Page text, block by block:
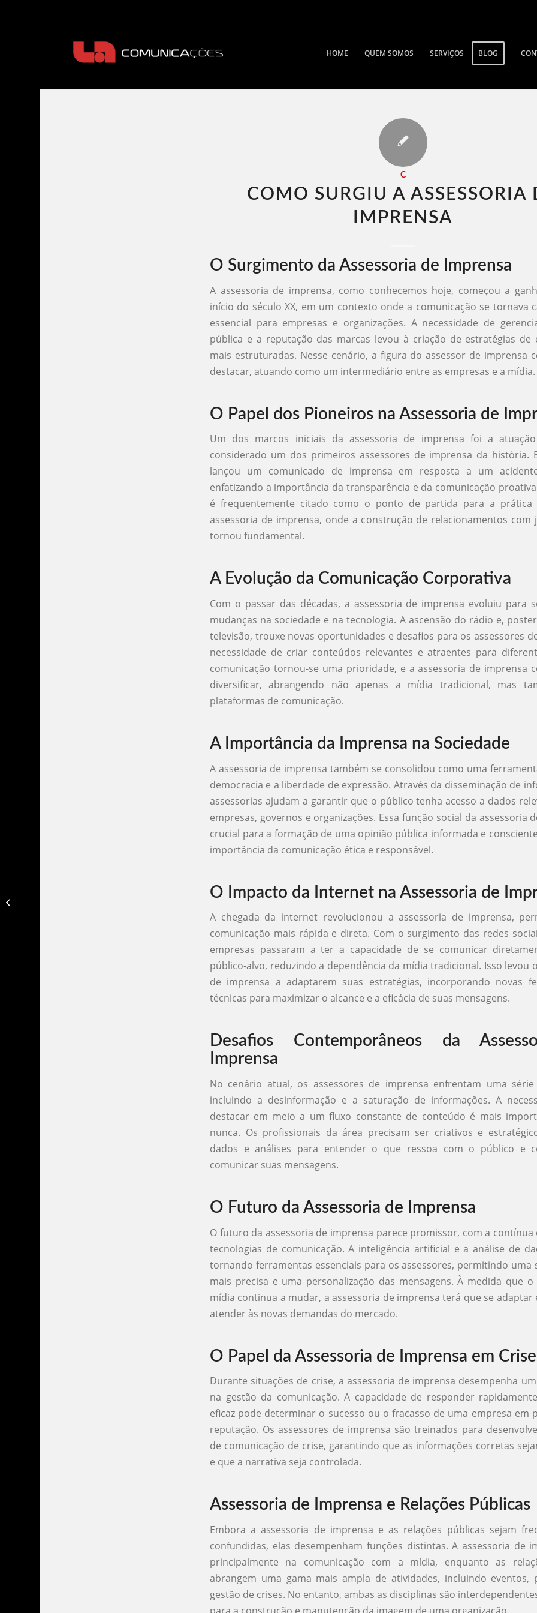
HOME QUEM SOMOS SERVIÇOS BLOG
C
COMO SURGIU A ASSESSORIA
IMPRENSA​
O Surgimento da Assessoria de Imprensa
A assessoria de imprensa, como conhecemos hoje, começou a
início do século XX, em um contexto onde a comunicação se tornava
essencial para empresas e organizações. A necessidade de
pública e a reputação das marcas levou à criação de estratégias de
mais estruturadas. Nesse cenário, a figura do assessor de imprensa
destacar, atuando como um intermediário entre as empresas e a mídia.
O Papel dos Pioneiros na Assessoria de
Um dos marcos iniciais da assessoria de imprensa foi a
considerado um dos primeiros assessores de imprensa da história.
lançou um comunicado de imprensa em resposta a um
enfatizando a importância da transparência e da comunicação
é frequentemente citado como o ponto de partida para a prática
assessoria de imprensa, onde a construção de relacionamentos com
tornou fundamental.
A Evolução da Comunicação Corporativa
Com o passar das décadas, a assessoria de imprensa evoluiu para
mudanças na sociedade e na tecnologia. A ascensão do rádio e,
televisão, trouxe novas oportunidades e desafios para os assessores
necessidade de criar conteúdos relevantes e atraentes para
comunicação tornou-se uma prioridade, e a assessoria de imprensa
diversificar, abrangendo não apenas a mídia tradicional, mas
plataformas de comunicação.
A Importância da Imprensa na Sociedade
A assessoria de imprensa também se consolidou como uma
democracia e a liberdade de expressão. Através da disseminação de
assessorias ajudam a garantir que o público tenha acesso a dados
empresas, governos e organizações. Essa função social da assessoria
crucial para a formação de uma opinião pública informada e
importância da comunicação ética e responsável.
O Impacto da Internet na Assessoria de
A chegada da internet revolucionou a assessoria de imprensa,
comunicação mais rápida e direta. Com o surgimento das redes
empresas passaram a ter a capacidade de se comunicar
público-alvo, reduzindo a dependência da mídia tradicional. Isso levou
de imprensa a adaptarem suas estratégias, incorporando novas
técnicas para maximizar o alcance e a eficácia de suas mensagens.
Desafios Contemporâneos da
Imprensa
No cenário atual, os assessores de imprensa enfrentam uma série
incluindo a desinformação e a saturação de informações. A
destacar em meio a um fluxo constante de conteúdo é mais
nunca. Os profissionais da área precisam ser criativos e
dados e análises para entender o que ressoa com o público e
comunicar suas mensagens.
O Futuro da Assessoria de Imprensa
O futuro da assessoria de imprensa parece promissor, com a contínua
tecnologias de comunicação. A inteligência artificial e a análise de
tornando ferramentas essenciais para os assessores, permitindo uma
mais precisa e uma personalização das mensagens. À medida que
mídia continua a mudar, a assessoria de imprensa terá que se adaptar
atender às novas demandas do mercado.
O Papel da Assessoria de Imprensa em
Durante situações de crise, a assessoria de imprensa desempenha
na gestão da comunicação. A capacidade de responder
eficaz pode determinar o sucesso ou o fracasso de uma empresa em
reputação. Os assessores de imprensa são treinados para
de comunicação de crise, garantindo que as informações corretas
e que a narrativa seja controlada.
Assessoria de Imprensa e Relações Públicas
Embora a assessoria de imprensa e as relações públicas sejam
confundidas, elas desempenham funções distintas. A assessoria de
principalmente na comunicação com a mídia, enquanto as
abrangem uma gama mais ampla de atividades, incluindo eventos,
gestão de crises. No entanto, ambas as disciplinas são